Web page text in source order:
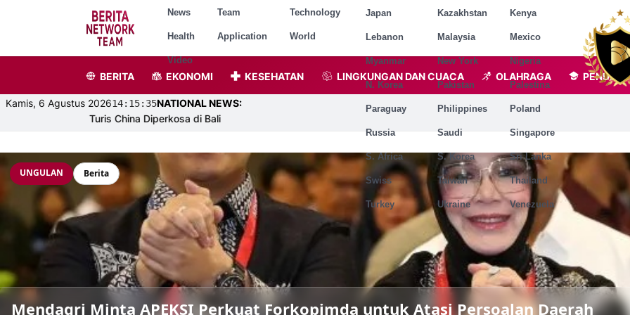
News Team Technology
Health Application World
Video
Japan Kazakhstan Kenya
Lebanon Malaysia Mexico
Myanmar New York Nigeria
N. Korea Pakistan Palestina
Paraguay Philippines Poland
Russia Saudi Singapore
S. Africa S. Korea Sri Lanka
Swiss Taiwan Thailand
Turkey Ukraine Venezuela
BERITA EKONOMI KESEHATAN LINGKUNGAN DAN CUACA OLAHRAGA
Kamis, 6 Agustus 202614:15:37NATIONAL NEWS:
Turis China Diperkosa di Bali
UNGULAN Berita
Mendagri Minta APEKSI Perkuat Forkopimda untuk Atasi Persoalan Daerah